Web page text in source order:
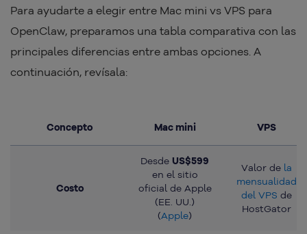
Para ayudarte a elegir entre Mac mini vs VPS para
OpenClaw, preparamos una tabla comparativa con las
principales diferencias entre ambas opciones. A
continuación, revísala:
Concepto Mac mini VPS
Costo
Desde US$599
en el sitio
oficial de Apple
(EE. UU.)
(Apple)
Valor de la
mensualidad
del VPS de
HostGator